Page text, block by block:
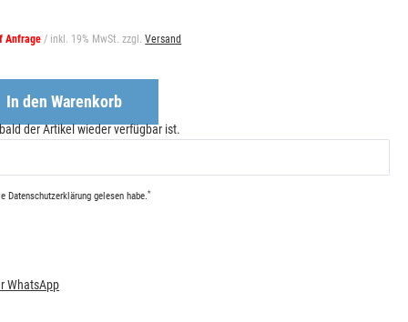
Anfrage/ inkl. 19% MwSt. zzgl.Versand
In den Warenkorb
der Artikel wieder verfügbar ist.
Daten­schutz­erklärunggelesen habe.*
WhatsApp